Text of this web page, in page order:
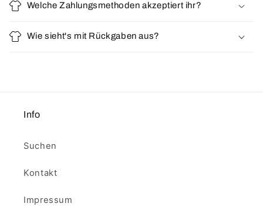
Welche Zahlungsmethoden akzeptiert ihr?
Wie sieht's mit Rückgaben aus?
Info
Suchen
Kontakt
Impressum